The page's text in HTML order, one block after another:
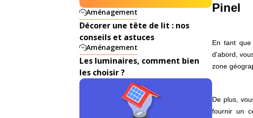
Aménagement
Décorer une tête de lit : nos
conseils et astuces
Aménagement
Les luminaires, comment bien
les choisir ?
Pinel
En tant
d'abord,
zone
De plus,
fournir un